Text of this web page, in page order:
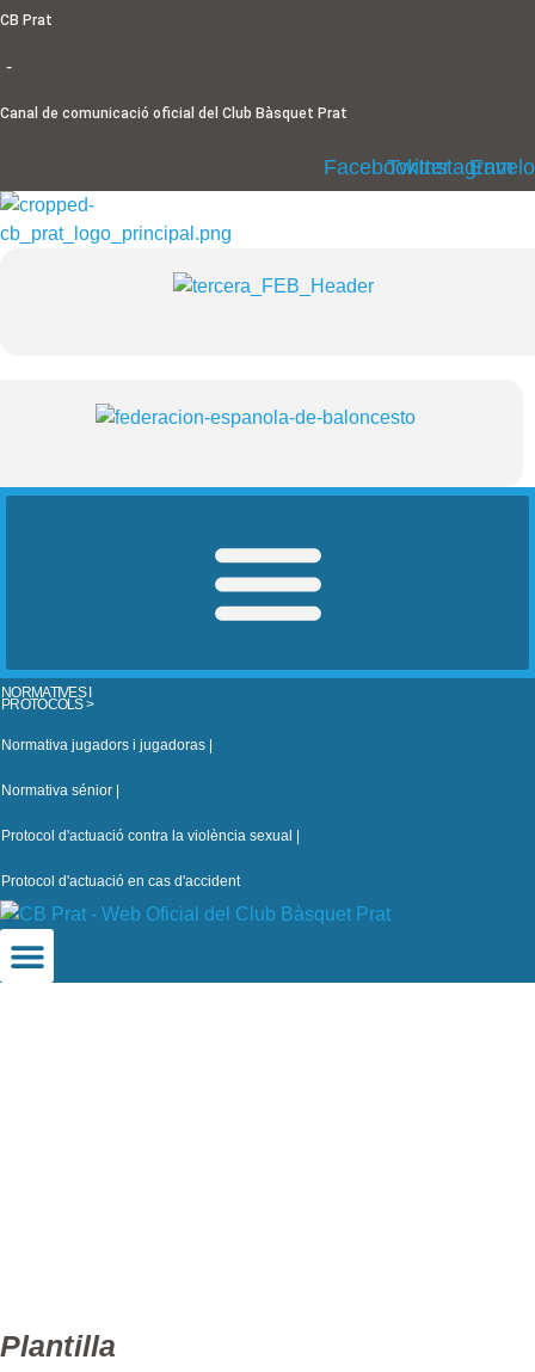
Ir
contenido
CB Prat
-
Canal de comunicació oficial del Club Bàsquet Prat
FacebookTwitterInstagram
NORMATIVES I
PROTOCOLS >
Normativa jugadors i jugadoras |
Normativa sénior |
Protocol d'actuació contra la violència sexual |
Protocol d'actuació en cas d'accident
Plantilla